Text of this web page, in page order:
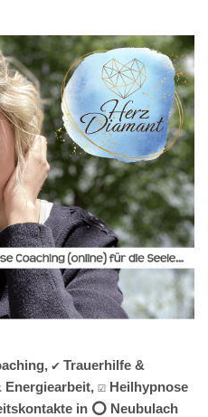
✔️ Trauerhilfe &
☑️ Heilhypnose
in ⭕ Neubulach